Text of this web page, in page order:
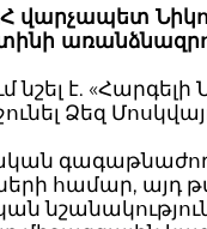
ՀՀ վարչապետ
է. «Հարգելի
Ձեզ
համար, այդ
նշանակություն